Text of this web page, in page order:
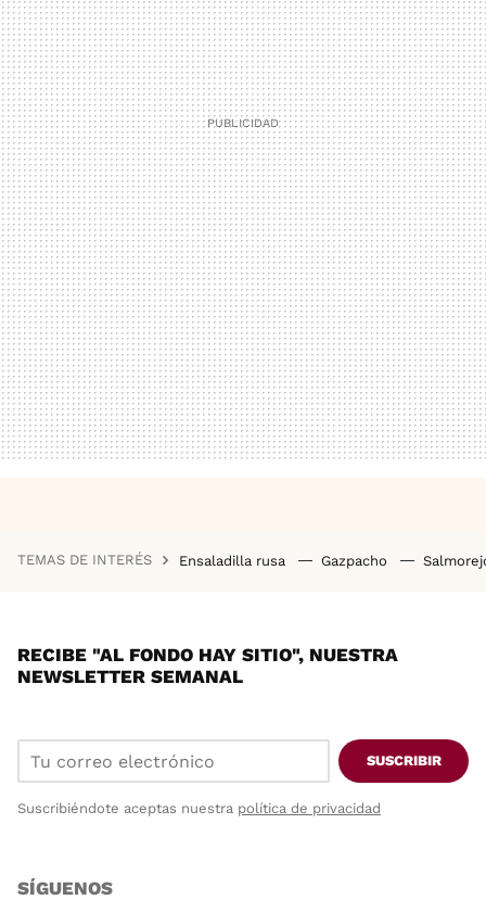
TEMAS DE INTERÉS Ensaladilla rusa Gazpacho
RECIBE "AL FONDO HAY SITIO", NUESTRA
NEWSLETTER SEMANAL
SUSCRIBIR
Suscribiéndote aceptas nuestra política de privacidad
SÍGUENOS